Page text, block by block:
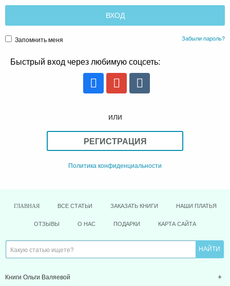
Запомнить меня Забыли пароль?
Быстрый вход через любимую соцсеть:
или
РЕГИСТРАЦИЯ
Политика конфиденциальности
ГЛАВНАЯ ВСЕ СТАТЬИ ЗАКАЗАТЬ КНИГИ НАШИ ПЛАТЬЯ
ОТЗЫВЫ О НАС ПОДАРКИ КАРТА САЙТА
Книги Ольги Валяевой